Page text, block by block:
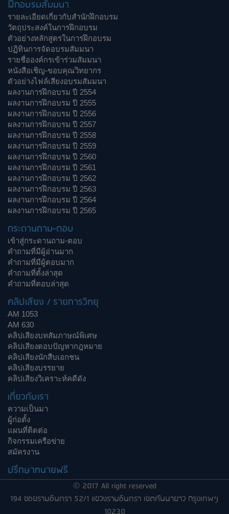
ฝึกอบรมสัมมนา
รายละเอียดเกี่ยวกับสำนักฝึกอบรม
วัตถุประสงค์ในการฝึกอบรม
ตัวอย่างหลักสูตรในการฝึกอบรม
ปฏิทินการจัดอบรมสัมมนา
รายชื่อองค์กรเข้าร่วมสัมมนา
หนังสือเชิญ-ขอบคุณวิทยากร
ตัวอย่างไฟล์เสียงอบรมสัมมนา
ผลงานการฝึกอบรม ปี 2554
ผลงานการฝึกอบรม ปี 2555
ผลงานการฝึกอบรม ปี 2556
ผลงานการฝึกอบรม ปี 2557
ผลงานการฝึกอบรม ปี 2558
ผลงานการฝึกอบรม ปี 2559
ผลงานการฝึกอบรม ปี 2560
ผลงานการฝึกอบรม ปี 2561
ผลงานการฝึกอบรม ปี 2562
ผลงานการฝึกอบรม ปี 2563
ผลงานการฝึกอบรม ปี 2564
ผลงานการฝึกอบรม ปี 2565
กระดานถาม-ตอบ
เข้าสู่กระดานถาม-ตอบ
คำถามที่มีผู้อ่านมาก
คำถามที่มีผู้ตอบมาก
คำถามที่ตั้งล่าสุด
คำถามที่ตอบล่าสุด
คลิปเสียง / รายการวิทยุ
AM 1053
AM 630
คลิปเสียงบทสัมภาษณ์พิเศษ
คลิปเสียงตอบปัญหากฎหมาย
คลิปเสียงนักสืบเอกชน
คลิปเสียงบรรยาย
คลิปเสียงวิเคราะห์คดีดัง
เกี่ยวกับเรา
ความเป็นมา
ผู้ก่อตั้ง
แผนที่ติดต่อ
กิจกรรมเครือข่าย
สมัครงาน
ปรึกษาทนายฟรี
© 2017 All right reserved
194 ซอยรามอินทรา 52/1 แขวงรามอินทรา เขตคันนายาว กรุงเทพฯ